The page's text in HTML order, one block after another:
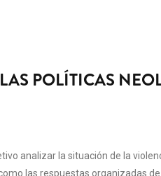
POLÍTICAS
analizar la situación de la
las respuestas organizadas